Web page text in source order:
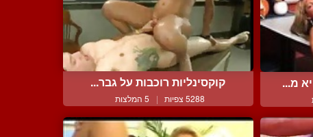
מ... קוקסינליות רוכבות על גבר...
5288 צפיות | 5 המלצות